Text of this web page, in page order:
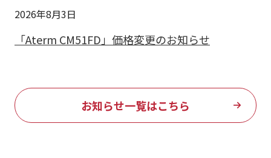
2026年8月3日
「Aterm CM51FD」価格変更のお知らせ
お知らせ一覧はこちら